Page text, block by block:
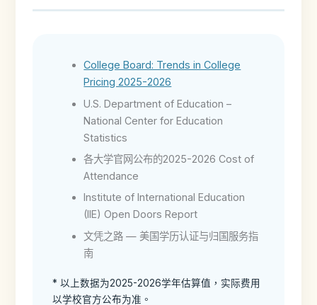
College Board: Trends in College
Pricing 2025-2026
U.S. Department of Education –
National Center for Education
Statistics
各大学官网公布的2025-2026 Cost of
Attendance
Institute of International Education
(IIE) Open Doors Report
文凭之路 — 美国学历认证与归国服务指
南
* 以上数据为2025-2026学年估算值，实际费用
以学校官方公布为准。